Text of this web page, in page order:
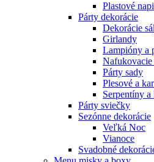
Plastové
Párty dekorácie
Dekorácie
Girlandy
Lampióny a
Nafukovacie
Párty sady
Plesové a
Serpentíny
Párty sviečky
Sezónne dekorácie
Veľká Noc
Vianoce
Svadobné